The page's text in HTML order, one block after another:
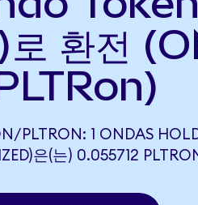
로 환전
PLTRON: 1 ONDAS
은(는) 0.055712